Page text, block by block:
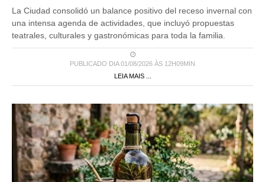
La Ciudad consolidó un balance positivo del receso invernal con
una intensa agenda de actividades, que incluyó propuestas
teatrales, culturales y gastronómicas para toda la familia.
PUBLICADO DIA 01/08/2026 ÀS 12H09MIN
LEIA MAIS ...